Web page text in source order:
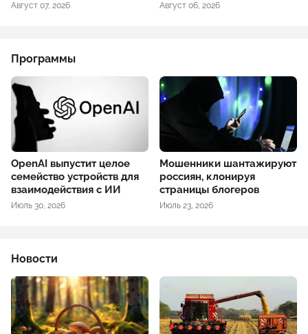
Август 07, 2026 Август 06, 2026
Программы
OpenAI выпустит целое
семейство устройств для
взаимодействия с ИИ
Июль 30, 2026
Мошенники шантажируют
россиян, клонируя
страницы блогеров
Июль 23, 2026
Новости